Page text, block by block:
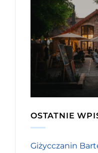
OSTATNIE
Giżycczanin